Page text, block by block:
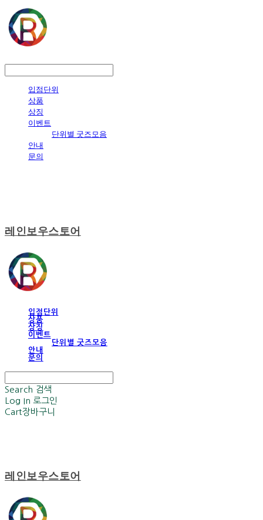
입점단위
상품
상징
이벤트
단위별 굿즈모음
안내
문의
레인보우스토어
입점단위
상품
상징
이벤트
단위별 굿즈모음
안내
문의
Search 검색
Log In 로그인
Cart장바구니
레인보우스토어